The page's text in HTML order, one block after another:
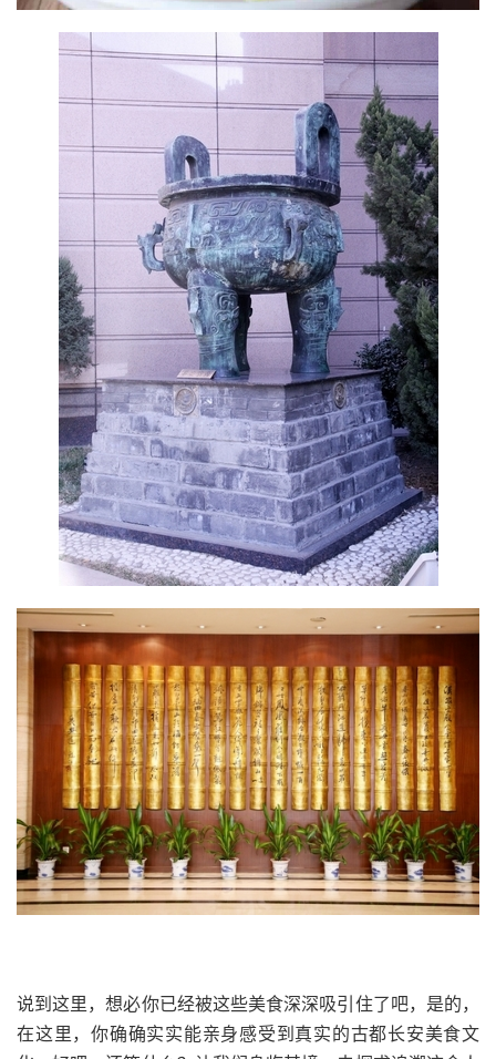
说到这里，想必你已经被这些美食深深吸引住了吧，是的，
在这里，你确确实实能亲身感受到真实的古都长安美食文